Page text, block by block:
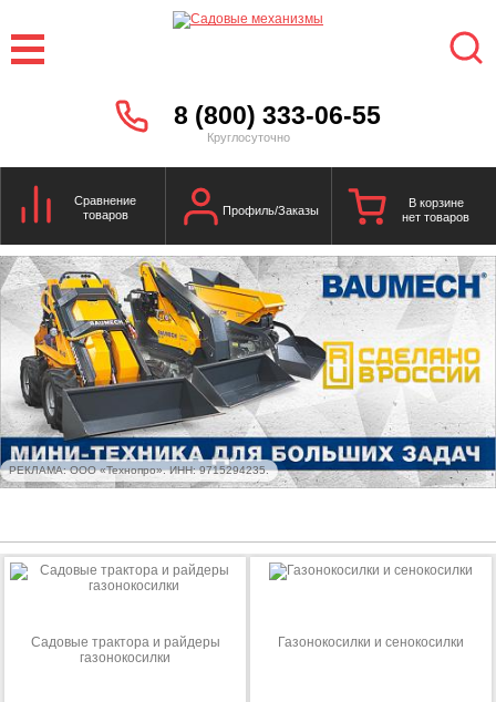
8 (800) 333-06-55
Круглосуточно
Сравнение
товаров
Профиль/Заказы
В корзине
нет товаров
РЕКЛАМА: ООО «Технопро». ИНН: 9715294235.
Садовые трактора и райдеры
газонокосилки
Газонокосилки и сенокосилки